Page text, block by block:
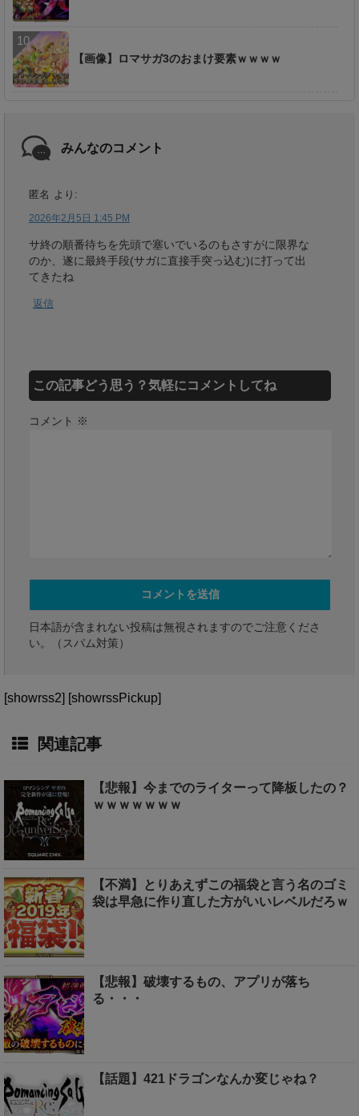
【画像】ロマサガ3のおまけ要素ｗｗｗｗ
みんなのコメント
匿名 より:
2026年2月5日 1:45 PM
サ終の順番待ちを先頭で塞いでいるのもさすがに限界な
のか、遂に最終手段(サガに直接手突っ込む)に打って出
てきたね
返信
この記事どう思う？気軽にコメントしてね
コメント ※
日本語が含まれない投稿は無視されますのでご注意くださ
い。（スパム対策）
[showrss2] [showrssPickup]
関連記事
【悲報】今までのライターって降板したの？
ｗｗｗｗｗｗｗ
【不満】とりあえずこの福袋と言う名のゴミ
袋は早急に作り直した方がいいレベルだろｗ
【悲報】破壊するもの、アプリが落ち
る・・・
【話題】421ドラゴンなんか変じゃね？